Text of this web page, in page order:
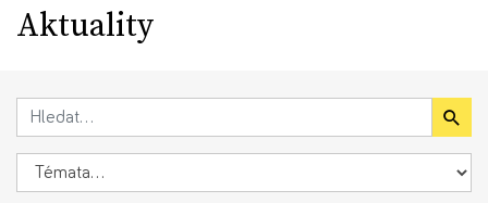
Aktuality